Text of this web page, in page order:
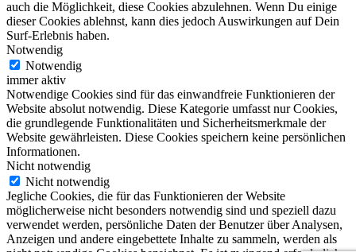
auch die Möglichkeit, diese Cookies abzulehnen. Wenn Du einige
dieser Cookies ablehnst, kann dies jedoch Auswirkungen auf Dein
Surf-Erlebnis haben.
Notwendig
Notwendig
immer aktiv
Notwendige Cookies sind für das einwandfreie Funktionieren der
Website absolut notwendig. Diese Kategorie umfasst nur Cookies,
die grundlegende Funktionalitäten und Sicherheitsmerkmale der
Website gewährleisten. Diese Cookies speichern keine persönlichen
Informationen.
Nicht notwendig
Nicht notwendig
Jegliche Cookies, die für das Funktionieren der Website
möglicherweise nicht besonders notwendig sind und speziell dazu
verwendet werden, persönliche Daten der Benutzer über Analysen,
Anzeigen und andere eingebettete Inhalte zu sammeln, werden als